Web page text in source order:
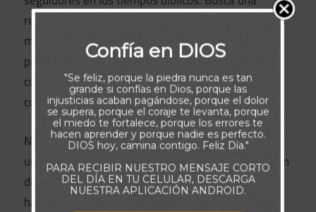
relación genuina y conversacional con los creyentes
modernos, como hizo con Abraham, Moisés y los
profetas. Nuestro objetivo primordial debe ser
cultivar una comprensión profunda de Él y mejorar
continuamente esta relación.
Nuestra conexión con Dios no debe ser
unidireccional. Requiere un intercambio continuo, un
diálogo en el que no seamos los únicos que
hablamos. Aprendiendo a escuchar, podemos
Confía en DIOS
"Se feliz, porque la piedra nunca es tan
grande si confías en Dios, porque las
injusticias acaban pagándose, porque el dolor
se supera, porque el coraje te levanta, porque
el miedo te fortalece, porque los errores te
hacen aprender y porque nadie es perfecto.
DIOS hoy, camina contigo. Feliz Día."
PARA RECIBIR NUESTRO MENSAJE CORTO
DEL DÍA EN TU CELULAR, DESCARGA
NUESTRA APLICACIÓN ANDROID.